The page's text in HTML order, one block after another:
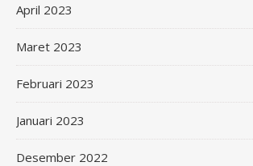
April 2023
Maret 2023
Februari 2023
Januari 2023
Desember 2022